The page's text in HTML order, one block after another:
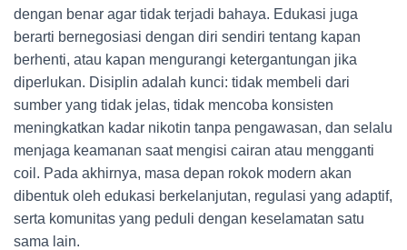
dengan benar agar tidak terjadi bahaya. Edukasi juga
berarti bernegosiasi dengan diri sendiri tentang kapan
berhenti, atau kapan mengurangi ketergantungan jika
diperlukan. Disiplin adalah kunci: tidak membeli dari
sumber yang tidak jelas, tidak mencoba konsisten
meningkatkan kadar nikotin tanpa pengawasan, dan selalu
menjaga keamanan saat mengisi cairan atau mengganti
coil. Pada akhirnya, masa depan rokok modern akan
dibentuk oleh edukasi berkelanjutan, regulasi yang adaptif,
serta komunitas yang peduli dengan keselamatan satu
sama lain.